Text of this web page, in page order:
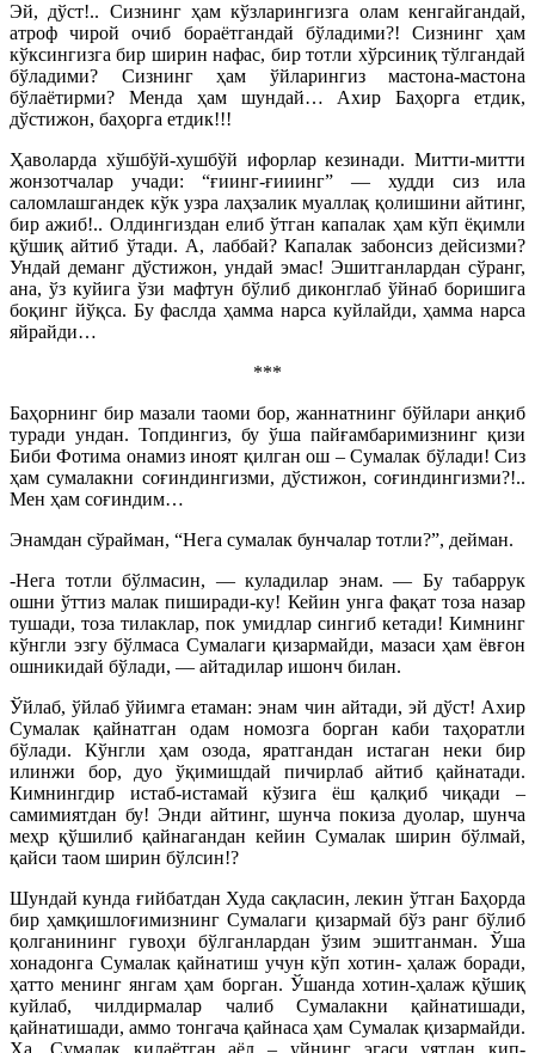
Эй, дўст!.. Сизнинг ҳам кўзларингизга олам кенгайгандай,
атроф чирой очиб бораётгандай бўладими?! Сизнинг ҳам
кўксингизга бир ширин нафас, бир тотли хўрсиниқ тўлгандай
бўладими? Сизнинг ҳам ўйларингиз мастона-мастона
бўлаётирми? Менда ҳам шундай… Ахир Баҳорга етдик,
дўстижон, баҳорга етдик!!!
Ҳаволарда хўшбўй-хушбўй ифорлар кезинади. Митти-митти
жонзотчалар учади: “ғиинг-ғииинг” — худди сиз ила
саломлашгандек кўк узра лаҳзалик муаллақ қолишини айтинг,
бир ажиб!.. Олдингиздан елиб ўтган капалак ҳам кўп ёқимли
қўшиқ айтиб ўтади. А, лаббай? Капалак забонсиз дейсизми?
Ундай деманг дўстижон, ундай эмас! Эшитганлардан сўранг,
ана, ўз куйига ўзи мафтун бўлиб диконглаб ўйнаб боришига
боқинг йўқса. Бу фаслда ҳамма нарса куйлайди, ҳамма нарса
яйрайди…
***
Баҳорнинг бир мазали таоми бор, жаннатнинг бўйлари анқиб
туради ундан. Топдингиз, бу ўша пайғамбаримизнинг қизи
Биби Фотима онамиз иноят қилган ош – Сумалак бўлади! Сиз
ҳам сумалакни соғиндингизми, дўстижон, соғиндингизми?!..
Мен ҳам соғиндим…
Энамдан сўрайман, “Нега сумалак бунчалар тотли?”, дейман.
-Нега тотли бўлмасин, — куладилар энам. — Бу табаррук
ошни ўттиз малак пиширади-ку! Кейин унга фақат тоза назар
тушади, тоза тилаклар, пок умидлар сингиб кетади! Кимнинг
кўнгли эзгу бўлмаса Сумалаги қизармайди, мазаси ҳам ёвғон
ошникидай бўлади, — айтадилар ишонч билан.
Ўйлаб, ўйлаб ўйимга етаман: энам чин айтади, эй дўст! Ахир
Сумалак қайнатган одам номозга борган каби таҳоратли
бўлади. Кўнгли ҳам озода, яратгандан истаган неки бир
илинжи бор, дуо ўқимишдай пичирлаб айтиб қайнатади.
Кимнингдир истаб-истамай кўзига ёш қалқиб чиқади –
самимиятдан бу! Энди айтинг, шунча покиза дуолар, шунча
меҳр қўшилиб қайнагандан кейин Сумалак ширин бўлмай,
қайси таом ширин бўлсин!?
Шундай кунда ғийбатдан Худа сақласин, лекин ўтган Баҳорда
бир ҳамқишлоғимизнинг Сумалаги қизармай бўз ранг бўлиб
қолганининг гувоҳи бўлганлардан ўзим эшитганман. Ўша
хонадонга Сумалак қайнатиш учун кўп хотин- ҳалаж боради,
ҳатто менинг янгам ҳам борган. Ўшанда хотин-ҳалаж қўшиқ
куйлаб, чилдирмалар чалиб Сумалакни қайнатишади,
қайнатишади, аммо тонгача қайнаса ҳам Сумалак қизармайди.
Ҳа, Сумалак қилаётган аёл – уйнинг эгаси уятдан қип-